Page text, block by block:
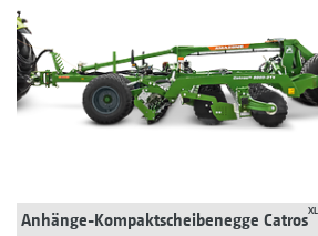
Anhänge-Kompaktscheibenegge CatrosXL